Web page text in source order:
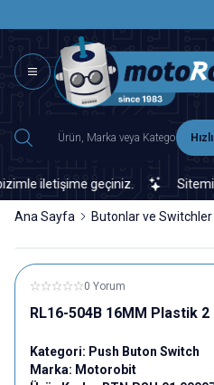
iletişime geçiniz.
Ana Sayfa Butonlar ve Switchler
0 Yorum
RL16-504B 16MM Plastik 2
Kategori: Push Buton Switch
Marka: Motorobit